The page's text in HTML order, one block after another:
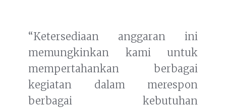
“Ketersediaan anggaran ini
memungkinkan kami untuk
mempertahankan berbagai
kegiatan dalam merespon
berbagai kebutuhan